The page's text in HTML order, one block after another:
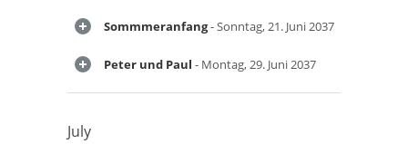
Sommmeranfang- Sonntag, 21. Juni 2037
Peter und Paul - Montag, 29. Juni 2037
July